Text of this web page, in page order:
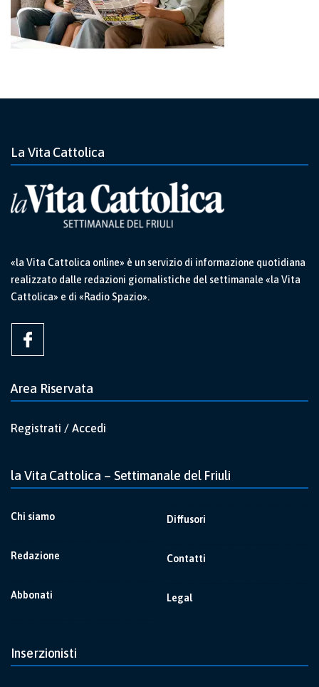
La Vita Cattolica
«la Vita Cattolica online» è un servizio di informazione quotidiana
realizzato dalle redazioni giornalistiche del settimanale «la Vita
Cattolica» e di «Radio Spazio».
Area Riservata
Registrati / Accedi
la Vita Cattolica – Settimanale del Friuli
Chi siamo
Redazione
Abbonati
Diffusori
Contatti
Legal
Inserzionisti